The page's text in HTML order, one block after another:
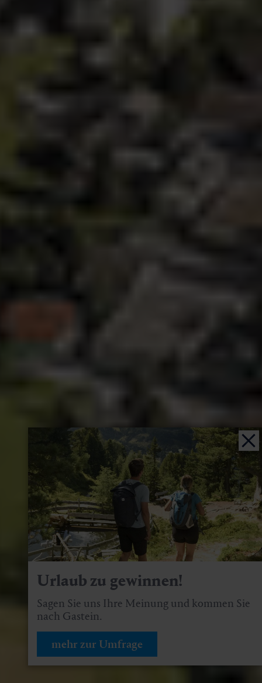
Urlaub zu gewinnen!
Sagen Sie uns Ihre Meinung und kommen Sie
nach Gastein.
mehr zur Umfrage